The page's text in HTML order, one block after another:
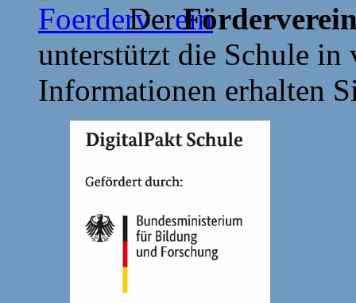
Der
unterstützt die Schule in
Informationen erhalten